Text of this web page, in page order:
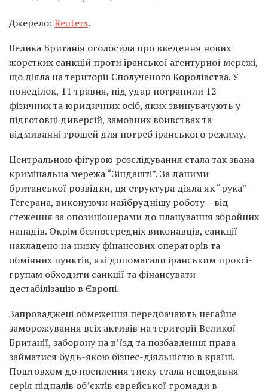
Джерело: Reuters.
Велика Британія оголосила про введення нових
жорстких санкцій проти іранської агентурної мережі,
що діяла на території Сполученого Королівства. У
понеділок, 11 травня, під удар потрапили 12
фізичних та юридичних осіб, яких звинувачують у
підготовці диверсій, замовних вбивствах та
відмиванні грошей для потреб іранського режиму.
Центральною фігурою розслідування стала так звана
кримінальна мережа “Зіндашті”. За даними
британської розвідки, ця структура діяла як “рука”
Тегерана, виконуючи найбруднішу роботу – від
стеження за опозиціонерами до планування збройних
нападів. Окрім безпосередніх виконавців, санкції
накладено на низку фінансових операторів та
обмінних пунктів, які допомагали іранським проксі-
групам обходити санкції та фінансувати
дестабілізацію в Європі.
Запроваджені обмеження передбачають негайне
заморожування всіх активів на території Великої
Британії, заборону на в’їзд та позбавлення права
займатися будь-якою бізнес-діяльністю в країні.
Поштовхом до посилення тиску стала нещодавня
серія підпалів об’єктів єврейської громади в